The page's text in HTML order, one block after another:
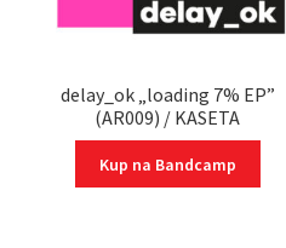
delay_ok „loading 7% EP”
(AR009) / KASETA
Kup na Bandcamp